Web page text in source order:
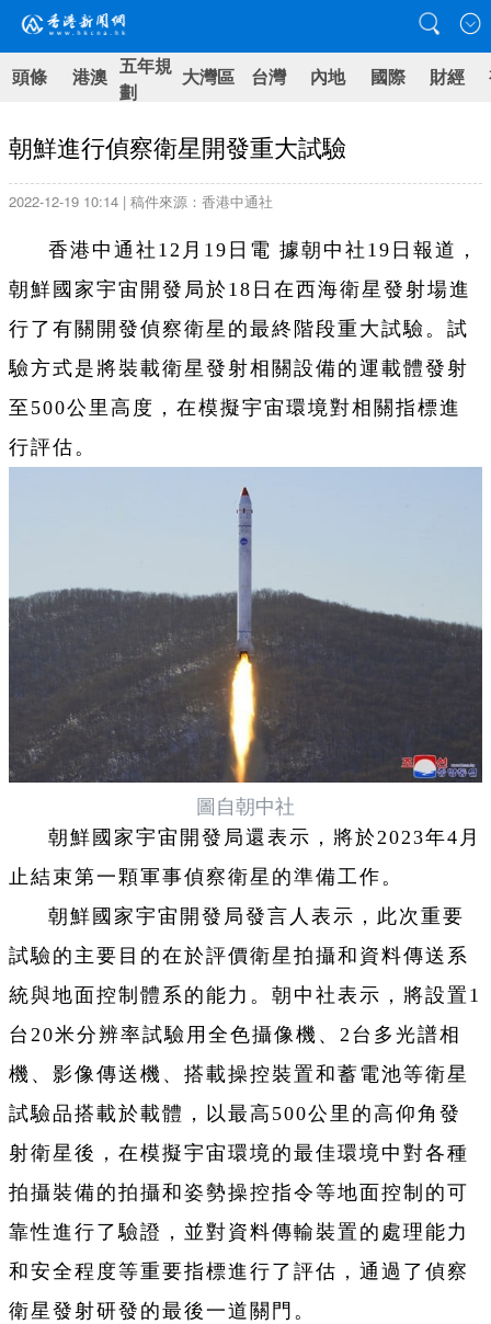
頭條 港澳 五年規
劃
大灣區 台灣 內地 國際 財經
朝鮮進行偵察衛星開發重大試驗
2022-12-19 10:14 | 稿件來源：香港中通社
香港中通社12月19日電 據朝中社19日報道，
朝鮮國家宇宙開發局於18日在西海衛星發射場進
行了有關開發偵察衛星的最終階段重大試驗。試
驗方式是將裝載衛星發射相關設備的運載體發射
至500公里高度，在模擬宇宙環境對相關指標進
行評估。
圖自朝中社
朝鮮國家宇宙開發局還表示，將於2023年4月
止結束第一顆軍事偵察衛星的準備工作。
朝鮮國家宇宙開發局發言人表示，此次重要
試驗的主要目的在於評價衛星拍攝和資料傳送系
統與地面控制體系的能力。朝中社表示，將設置1
台20米分辨率試驗用全色攝像機、2台多光譜相
機、影像傳送機、搭載操控裝置和蓄電池等衛星
試驗品搭載於載體，以最高500公里的高仰角發
射衛星後，在模擬宇宙環境的最佳環境中對各種
拍攝裝備的拍攝和姿勢操控指令等地面控制的可
靠性進行了驗證，並對資料傳輸裝置的處理能力
和安全程度等重要指標進行了評估，通過了偵察
衛星發射研發的最後一道關門。